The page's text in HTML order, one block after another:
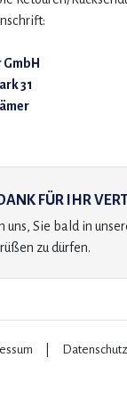
GmbH
31
FÜR IHR
uns, Sie bald in
zu dürfen.
Datenschutz